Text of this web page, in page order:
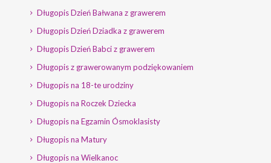
Długopis Dzień Bałwana z grawerem
Długopis Dzień Dziadka z grawerem
Długopis Dzień Babci z grawerem
Długopis z grawerowanym podziękowaniem
Długopis na 18-te urodziny
Długopis na Roczek Dziecka
Długopis na Egzamin Ósmoklasisty
Długopis na Matury
Długopis na Wielkanoc